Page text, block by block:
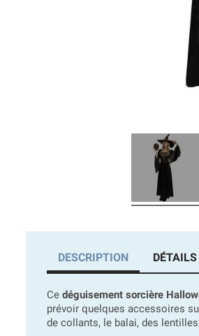
DESCRIPTION
Ce déguisement sorcière
prévoir quelques accessoires
de collants, le balai, des